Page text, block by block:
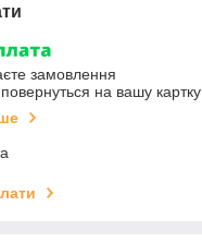
замовлення
на вашу картку